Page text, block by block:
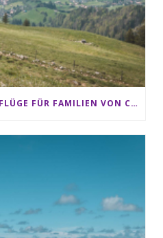
FRIBOURG: 7 TOLLE AUSFLÜGE FÜR FAMILIEN VON CHARMEY BIS LES PACCOTS